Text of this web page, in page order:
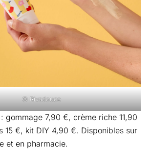
© Rivadouce
: gommage 7,90 €, crème riche 11,90
15 €, kit DIY 4,90 €. Disponibles sur
et en pharmacie.